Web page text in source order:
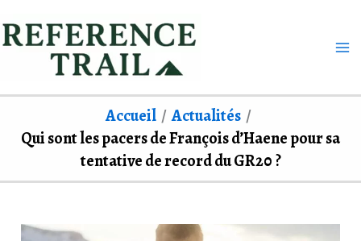
au
Accueil
Actualités
Qui sont les pacers de François d’Haene pour sa
tentative de record du GR20 ?